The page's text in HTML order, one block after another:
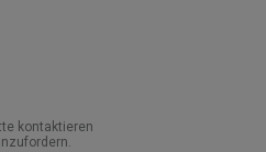
kontaktieren